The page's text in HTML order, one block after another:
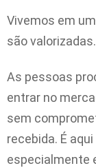
Vivemos em
são valorizadas.
As pessoas
entrar no
sem
recebida. É
especialmente